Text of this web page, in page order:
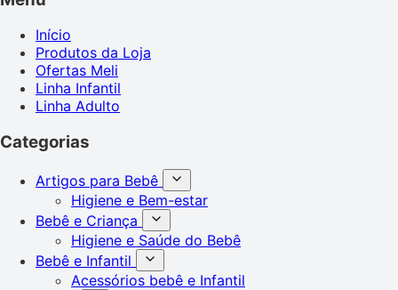
Início
Produtos da Loja
Ofertas Meli
Linha Infantil
Linha Adulto
Categorias
Artigos para Bebê
Higiene e Bem-estar
Bebê e Criança
Higiene e Saúde do Bebê
Bebê e Infantil
Acessórios bebê e Infantil